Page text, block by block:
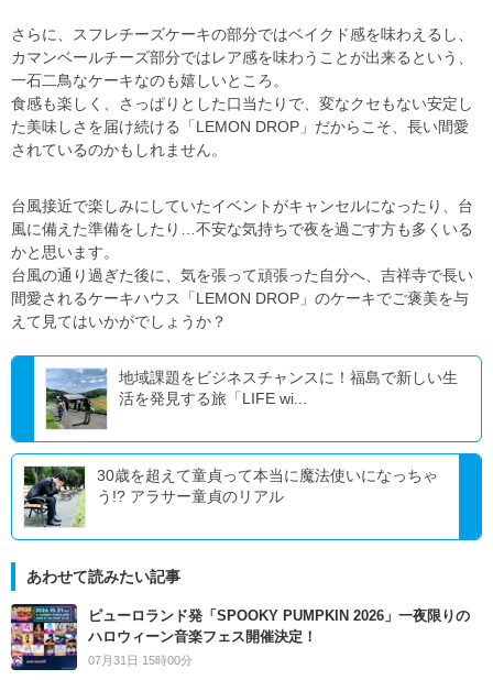
さらに、スフレチーズケーキの部分ではベイクド感を味わえるし、
カマンベールチーズ部分ではレア感を味わうことが出来るという、
一石二鳥なケーキなのも嬉しいところ。
食感も楽しく、さっぱりとした口当たりで、変なクセもない安定し
た美味しさを届け続ける「LEMON DROP 」だからこそ、長い間愛
されているのかもしれません。
台風接近で楽しみにしていたイベントがキャンセルになったり、台
風に備えた準備をしたり
不安な気持ちで夜を過ごす方も多くいる
かと思います。
台風の通り過ぎた後に、気を張って頑張った自分へ、吉祥寺で長い
間愛されるケーキハウス「LEMON DROP 」のケーキでご褒美を与
えて見てはいかがでしょうか？
地域課題をビジネスチャンスに！福島で新しい生
活を発見する旅「LIFE wi...
30歳を超えて童貞って本当に魔法使いになっちゃ
う!? アラサー童貞のリアル
あわせて読みたい記事
ピューロランド発「SPOOKY PUMPKIN 2026」一夜限りの
ハロウィーン音楽フェス開催決定！
07月31日 15時00分